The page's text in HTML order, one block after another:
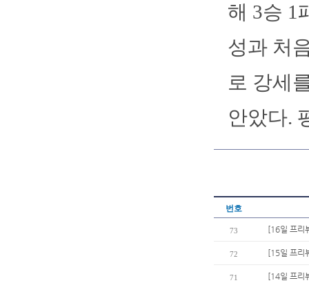
해 3승 1
성과 처
로 강세
안았다.
번호
73 [16일 프리
72 [15일 프리
71 [14일 프리